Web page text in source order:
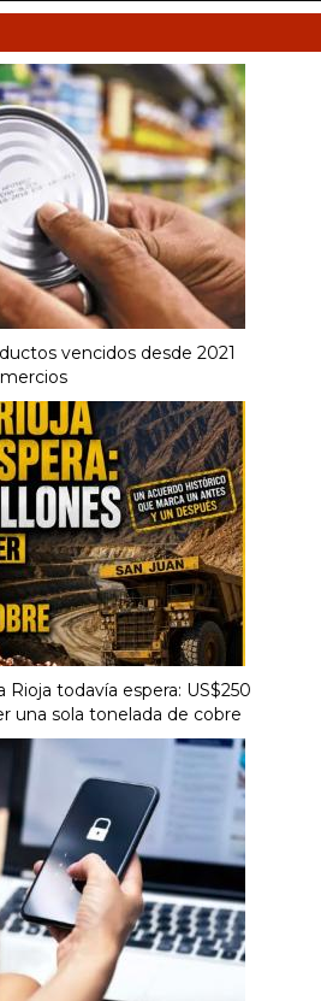
vencidos desde 2021
todavía espera: US$250
una sola tonelada de cobre